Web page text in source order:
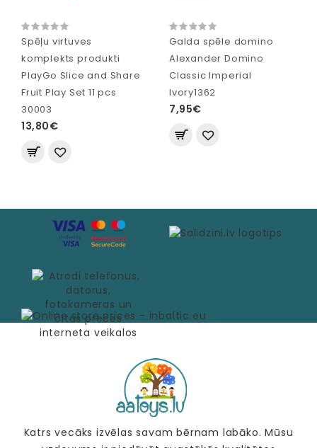
Spēļu virtuves
komplekts produkti
PlayGo Slice and Share
Fruit Play Set 11 pcs
30003
13,80€
Galda spēle domino
Alexander Domino
Classic Imperial
Ivory1362
7,95€
Katrs vecāks izvēlas savam bērnam labāko. Mūsu